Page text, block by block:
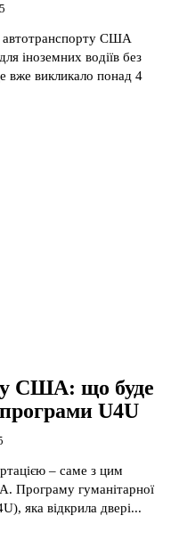
автотранспорту США
іноземних водіїв без
вже викликало понад 4
у США: що буде
U4U
– саме з цим
Програму гуманітарної
яка відкрила двері...